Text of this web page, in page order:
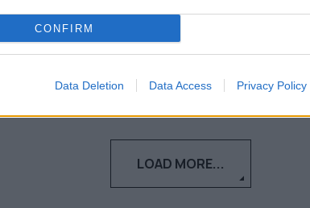
CONFIRM
Data Deletion Data Access Privacy Policy
Ναταλία Πετρίτη
15.12.2023
LOAD MORE...